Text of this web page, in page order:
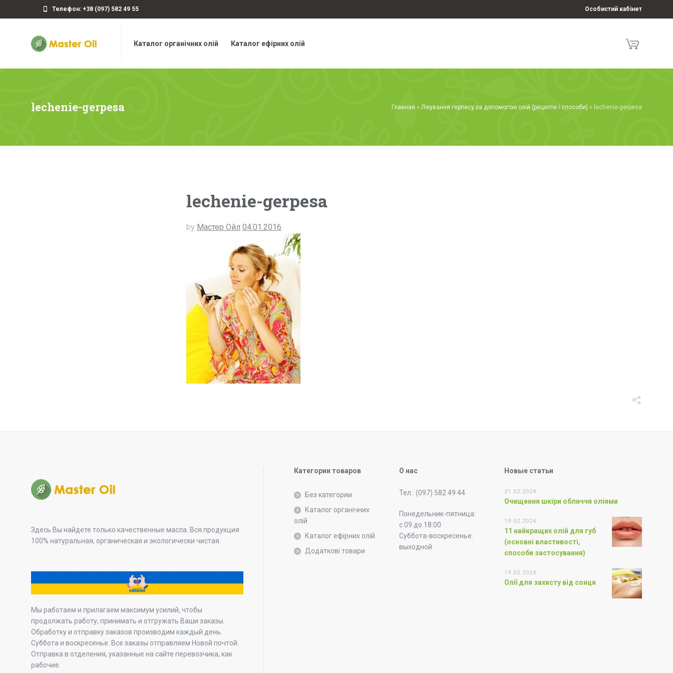
Телефон: +38 (097) 582 49 55 Особистий кабінет
Каталог органічних олій Каталог ефірних олій
lechenie-gerpesa Главная » Лікування герпесу за допомогою олій (рецепти і способи) » lechenie-gerpesa
lechenie-gerpesa
by Мастер Ойл 04.01.2016
Здесь Вы найдете только качественные масла. Вся продукция
100% натуральная, органическая и экологически чистая.
Мы работаем и прилагаем максимум усилий, чтобы
продолжать работу, принимать и отгружать Ваши заказы.
Обработку и отправку заказов производим каждый день.
Суббота и воскресенье. Все заказы отправляем Новой почтой.
Отправка в отделения, указанные на сайте перевозчика, как
рабочие.
Категории товаров
Без категории
Каталог органічних
олій
Каталог ефірних олій
Додаткові товари
О нас
Тел.: (097) 582 49 44
Понедельник-пятница:
с 09 до 18:00
Суббота-воскресенье:
выходной
Новые статьи
21.02.2024
Очищення шкіри обличчя оліями
19.02.2024
11 найкращих олій для губ
(основні властивості,
способи застосування)
19.02.2024
Олії для захисту від сонця